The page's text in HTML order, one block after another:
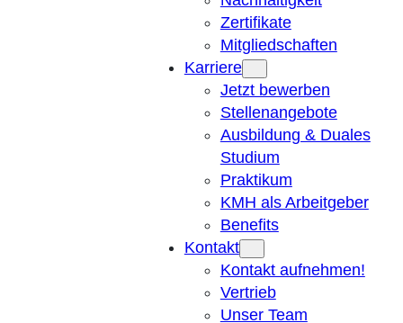
Zertifikate
Mitgliedschaften
Karriere
Jetzt bewerben
Stellenangebote
Ausbildung & Duales
Studium
Praktikum
KMH als Arbeitgeber
Benefits
Kontakt
Kontakt aufnehmen!
Vertrieb
Unser Team